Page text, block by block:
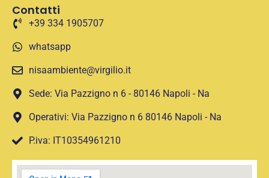
Contatti
+39 334 1905707
whatsapp
nisaambiente@virgilio.it
Sede: Via Pazzigno n 6 - 80146 Napoli - Na
Operativi: Via Pazzigno n 6 80146 Napoli - Na
P.iva: IT10354961210